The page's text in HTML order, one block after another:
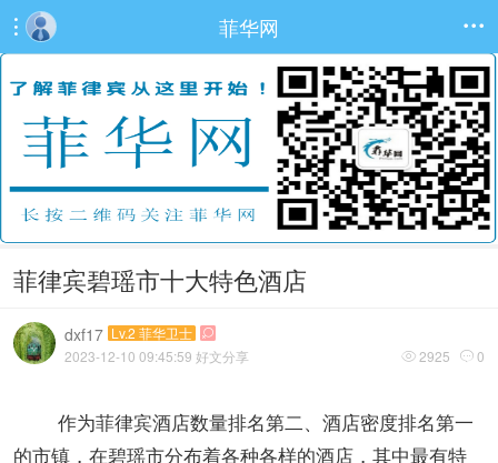
 菲华网 
菲律宾碧瑶市十大特色酒店
dxf17 Lv.2 菲华卫士 
 2925  0
2023-12-10 09:45:59 好文分享
作为菲律宾酒店数量排名第二、酒店密度排名第一
的市镇，在碧瑶市分布着各种各样的酒店，其中最有特